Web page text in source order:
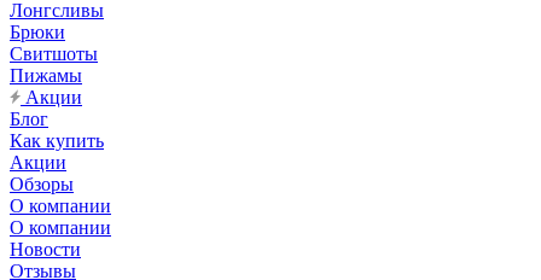
Лонгсливы
Брюки
Свитшоты
Пижамы
Акции
Блог
Как купить
Акции
Обзоры
О компании
О компании
Новости
Отзывы